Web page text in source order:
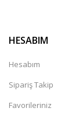
HESABIM
Hesabım
Sipariş Takip
Favorileriniz